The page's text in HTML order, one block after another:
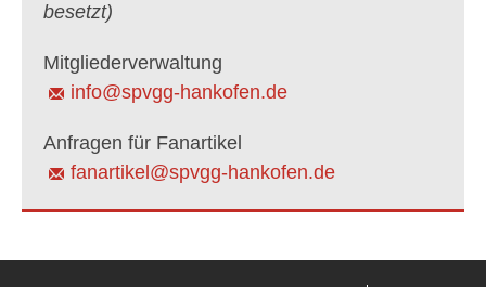
besetzt)
Mitgliederverwaltung
info@spvgg-hankofen.de
Anfragen für Fanartikel
fanartikel@spvgg-hankofen.de